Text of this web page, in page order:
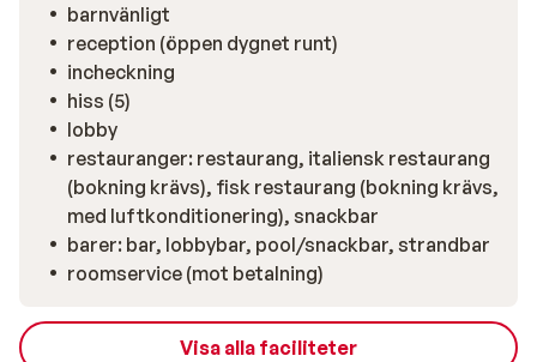
barnvänligt
reception (öppen dygnet runt)
incheckning
hiss (5)
lobby
restauranger: restaurang, italiensk restaurang
(bokning krävs), fisk restaurang (bokning krävs,
med luftkonditionering), snackbar
barer: bar, lobbybar, pool/snackbar, strandbar
roomservice (mot betalning)
Visa alla faciliteter